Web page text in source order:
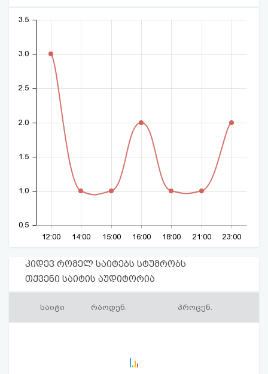
12:00 14:00 15:00 16:00 18:00 21:00 23:00
0.5
1.0
1.5
2.0
2.5
3.0
3.5
კიდევ რომელ საიტებს სტუმრობს
თქვენი საიტის აუდიტორია
საიტი რაოდენ. პროცენ.